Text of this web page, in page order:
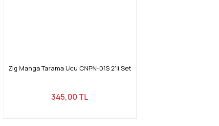
Zig Manga Tarama Ucu CNPN-01S 2'li Set
345,00 TL